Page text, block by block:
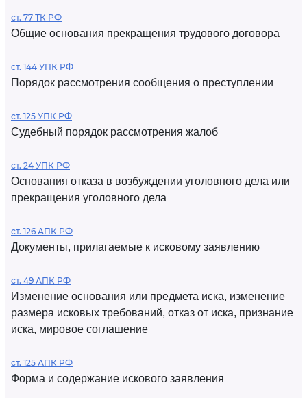
ст. 77 ТК РФ
Общие основания прекращения трудового договора
ст. 144 УПК РФ
Порядок рассмотрения сообщения о преступлении
ст. 125 УПК РФ
Судебный порядок рассмотрения жалоб
ст. 24 УПК РФ
Основания отказа в возбуждении уголовного дела или
прекращения уголовного дела
ст. 126 АПК РФ
Документы, прилагаемые к исковому заявлению
ст. 49 АПК РФ
Изменение основания или предмета иска, изменение
размера исковых требований, отказ от иска, признание
иска, мировое соглашение
ст. 125 АПК РФ
Форма и содержание искового заявления